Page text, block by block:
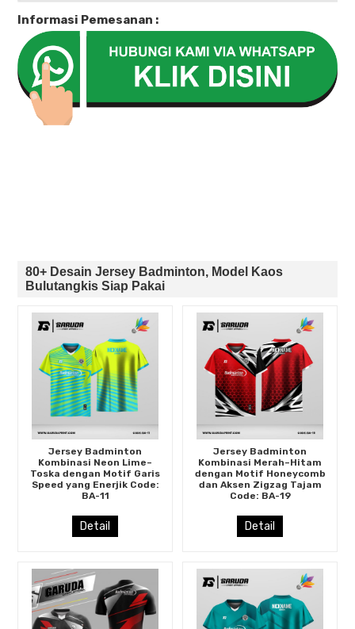
Informasi Pemesanan :
80+ Desain Jersey Badminton, Model Kaos
Bulutangkis Siap Pakai
Jersey Badminton
Kombinasi Neon Lime–
Toska dengan Motif Garis
Speed yang Enerjik Code:
BA-11
Detail
Jersey Badminton
Kombinasi Merah–Hitam
dengan Motif Honeycomb
dan Aksen Zigzag Tajam
Code: BA-19
Detail